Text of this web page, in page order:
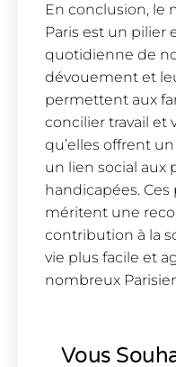
En conclusion, le
Paris est un pilier
quotidienne de
dévouement et
permettent aux
concilier travail et
qu’elles offrent
un lien social aux
handicapées.
méritent une
contribution à la
vie plus facile et
nombreux
Vous